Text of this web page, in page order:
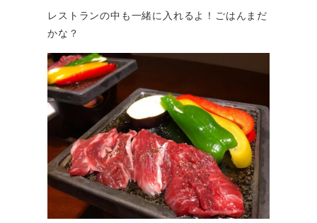
レストランの中も一緒に入れるよ！ごはんまだ
かな？